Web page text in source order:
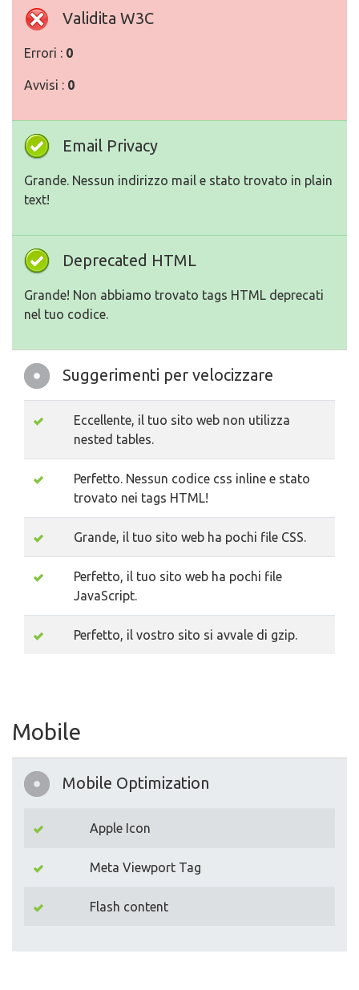
Validita W3C
Errori : 0
Avvisi : 0
Email Privacy
Grande. Nessun indirizzo mail e stato trovato in plain
text!
Deprecated HTML
Grande! Non abbiamo trovato tags HTML deprecati
nel tuo codice.
Suggerimenti per velocizzare
Eccellente, il tuo sito web non utilizza
nested tables.
Perfetto. Nessun codice css inline e stato
trovato nei tags HTML!
Grande, il tuo sito web ha pochi file CSS.
Perfetto, il tuo sito web ha pochi file
JavaScript.
Perfetto, il vostro sito si avvale di gzip.
Mobile
Mobile Optimization
Apple Icon
Meta Viewport Tag
Flash content